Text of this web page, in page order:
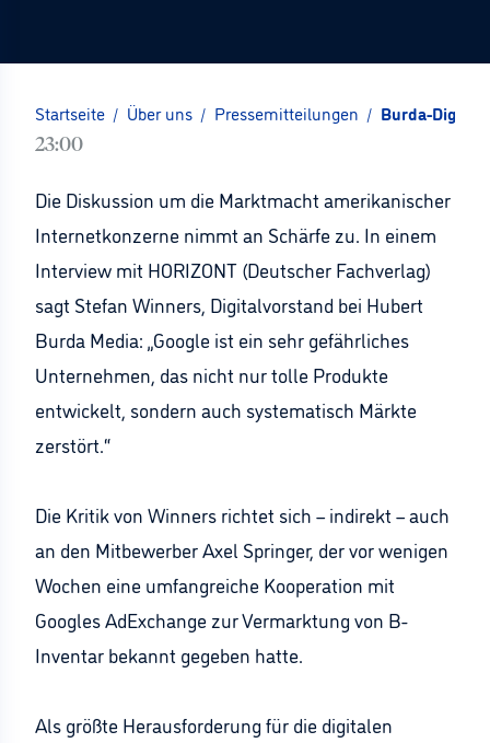
Startseite / Über uns / Pressemitteilungen / Burda-
23:00
Die Diskussion um die Marktmacht amerikanischer
Internetkonzerne nimmt an Schärfe zu. In einem
Interview mit HORIZONT (Deutscher Fachverlag)
sagt Stefan Winners, Digitalvorstand bei Hubert
Burda Media: „Google ist ein sehr gefährliches
Unternehmen, das nicht nur tolle Produkte
entwickelt, sondern auch systematisch Märkte
zerstört.“
Die Kritik von Winners richtet sich – indirekt – auch
an den Mitbewerber Axel Springer, der vor wenigen
Wochen eine umfangreiche Kooperation mit
Googles AdExchange zur Vermarktung von B-
Inventar bekannt gegeben hatte.
Als größte Herausforderung für die digitalen